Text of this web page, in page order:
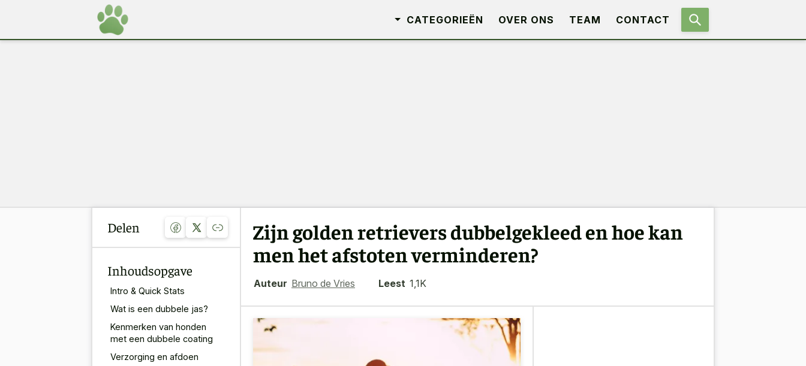
CATEGORIEËN OVER ONS TEAM CONTACT
Delen
Inhoudsopgave
Intro & Quick Stats
Wat is een dubbele jas?
Kenmerken van honden
met een dubbele coating
Verzorging en afdoen
Zijn golden retrievers dubbelgekleed en hoe kan
men het afstoten verminderen?
Auteur Bruno de Vries Leest 1,1K